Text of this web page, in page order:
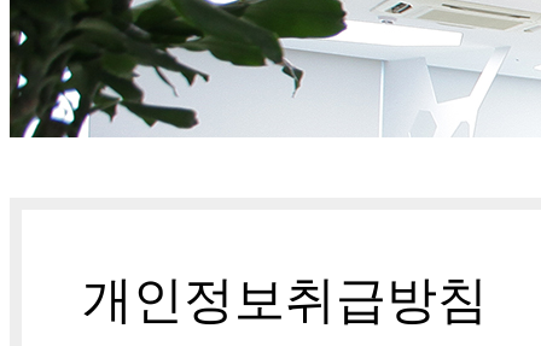
개인정보취급방침